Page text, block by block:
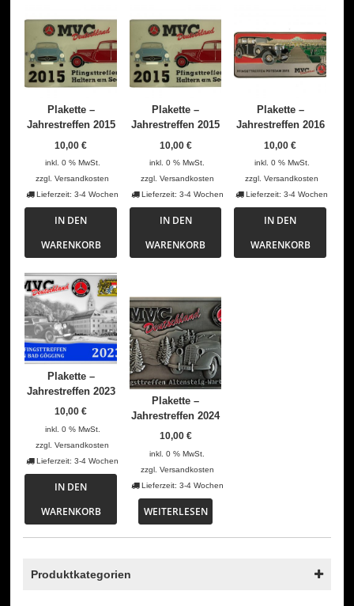
Plakette –
Jahrestreffen 2015
10,00€
inkl. 0 % MwSt.
zzgl.Versandkosten
Lieferzeit:3-4 Wochen
IN DEN
WARENKORB
Plakette –
Jahrestreffen 2015
10,00 €
inkl. 0 % MwSt.
zzgl. Versandkosten
Lieferzeit: 3-4 Wochen
IN DEN
WARENKORB
Plakette –
Jahrestreffen 2016
10,00€
inkl. 0 % MwSt.
zzgl.Versandkosten
Lieferzeit:3-4 Wochen
IN DEN
WARENKORB
Plakette –
Jahrestreffen 2023
10,00€
inkl. 0 % MwSt.
zzgl.Versandkosten
Lieferzeit:3-4 Wochen
IN DEN
WARENKORB
Plakette –
Jahrestreffen 2024
10,00 €
inkl. 0 % MwSt.
zzgl. Versandkosten
Lieferzeit: 3-4 Wochen
WEITERLESEN
Produktkategorien